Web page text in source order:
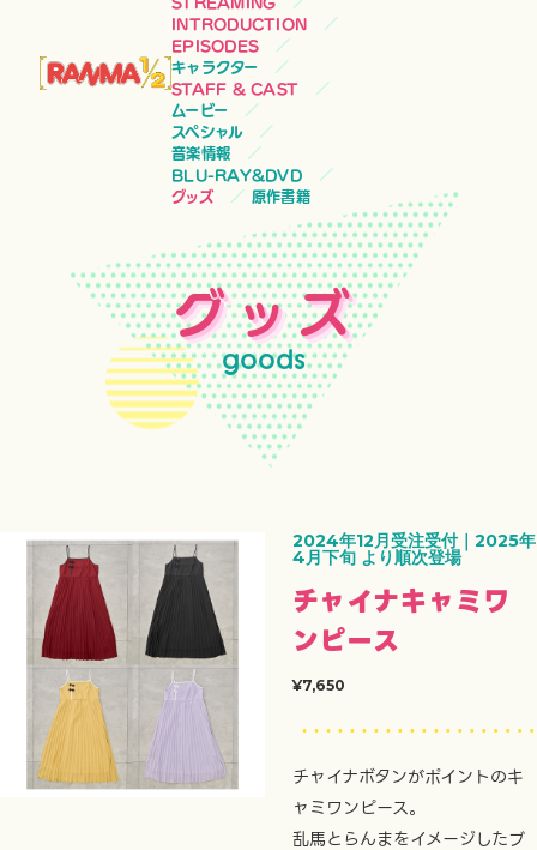
INTRODUCTION
EPISODES
キャラクター
STAFF & CAST
ムービー
スペシャル
音楽情報
BLU-RAY&DVD
グッズ
原作書籍
グッズ
goods
2024年12月受注受付｜2025年
4月下旬 より順次登場
チャイナキャミワ
ンピース
¥7,650
チャイナボタンがポイントのキ
ャミワンピース。
乱馬とらんまをイメージしたブ